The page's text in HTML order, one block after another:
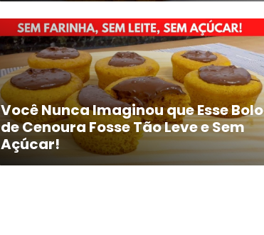
Você Nunca Imaginou que Esse Bolo
de Cenoura Fosse Tão Leve e Sem
Açúcar!